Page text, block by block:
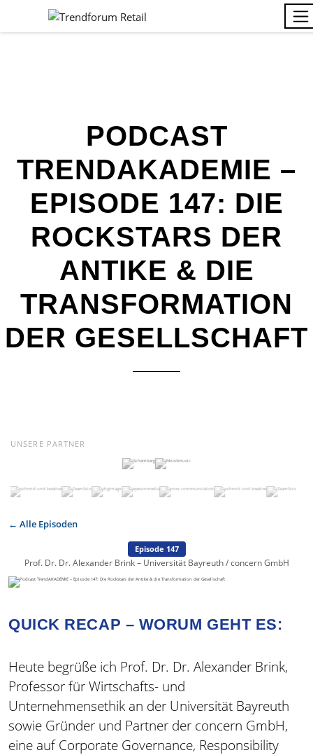
PODCAST
TRENDAKADEMIE –
EPISODE 147: DIE
ROCKSTARS DER
ANTIKE & DIE
TRANSFORMATION
DER GESELLSCHAFT
UNSERE PARTNER
← Alle Episoden
Episode 147
Prof. Dr. Dr. Alexander Brink – Universität Bayreuth / concern GmbH
QUICK RECAP – WORUM GEHT ES:
Heute begrüße ich Prof. Dr. Dr. Alexander Brink,
Professor für Wirtschafts- und
Unternehmensethik an der Universität Bayreuth
sowie Gründer und Partner der concern GmbH,
eine auf Corporate Governance, Responsibility